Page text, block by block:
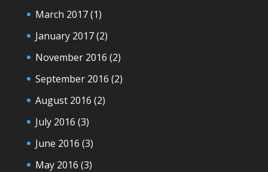
March 2017(1)
January 2017(2)
November 2016 (2)
September 2016 (2)
August 2016 (2)
July 2016 (3)
June 2016 (3)
May 2016 (3)